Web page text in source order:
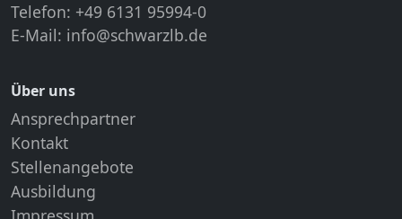
Telefon: +49 6131 95994-0
E-Mail: info@schwarzlb.de
Über uns
Ansprechpartner
Kontakt
Stellenangebote
Ausbildung